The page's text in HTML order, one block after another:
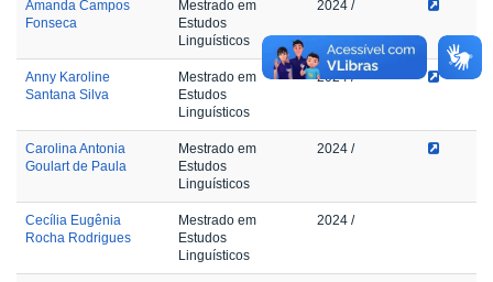
Amanda Campos
Fonseca
Mestrado em
Estudos
Linguísticos
2024 /
Anny Karoline
Santana Silva
Mestrado em
Estudos
Linguísticos
2024/
Carolina Antonia
Goulart de Paula
Mestrado em
Estudos
Linguísticos
2024 /
Cecília Eugênia
Rocha Rodrigues
Mestrado em
Estudos
Linguísticos
2024 /